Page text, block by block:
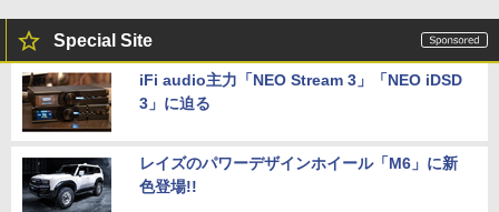
Special Site
iFi audio主力「NEO Stream 3」「NEO iDSD
3」に迫る
レイズのパワーデザインホイール「M6」に新
色登場!!